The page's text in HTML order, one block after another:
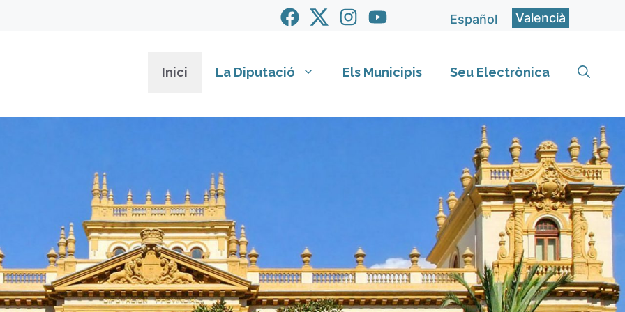
Español Valencià
Inici La Diputació Els Municipis Seu Electrònica